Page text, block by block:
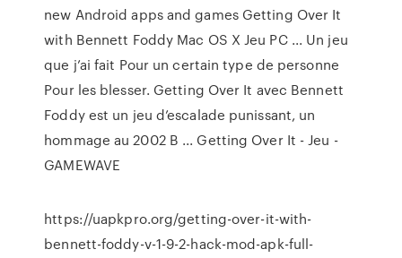
new Android apps and games Getting Over It
with Bennett Foddy Mac OS X Jeu PC ... Un jeu
que j’ai fait Pour un certain type de personne
Pour les blesser. Getting Over It avec Bennett
Foddy est un jeu d’escalade punissant, un
hommage au 2002 B ... Getting Over It - Jeu -
GAMEWAVE
https://uapkpro.org/getting-over-it-with-
bennett-foddy-v-1-9-2-hack-mod-apk-full-